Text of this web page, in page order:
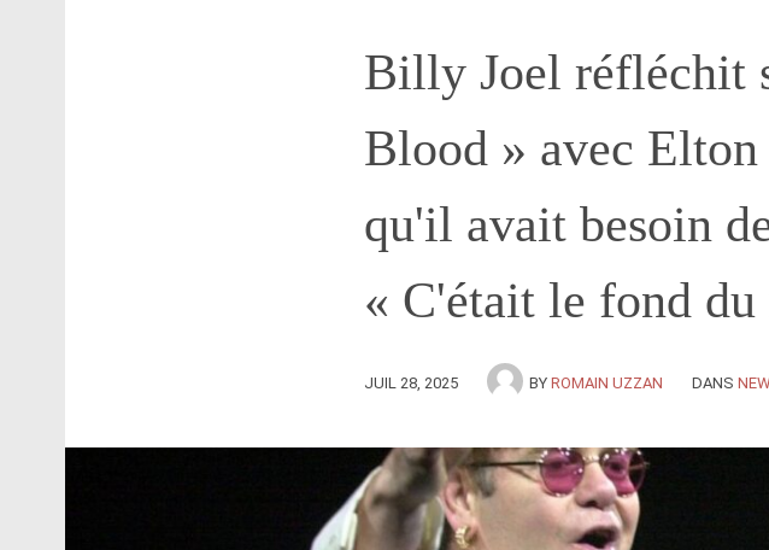
Billy Joel réfléchit
Blood » avec
qu'il avait besoin
« C'était le fond du
JUIL 28, 2025 BY ROMAIN UZZAN DANS